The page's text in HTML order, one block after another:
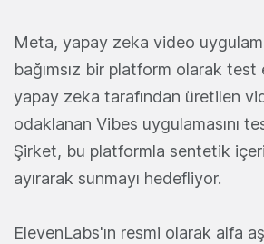
Meta, yapay zeka video
bağımsız bir platform olarak
yapay zeka tarafından üretilen
odaklanan Vibes uygulamasını
Şirket, bu platformla sentetik
ayırarak sunmayı hedefliyor.
ElevenLabs'ın resmi olarak alfa